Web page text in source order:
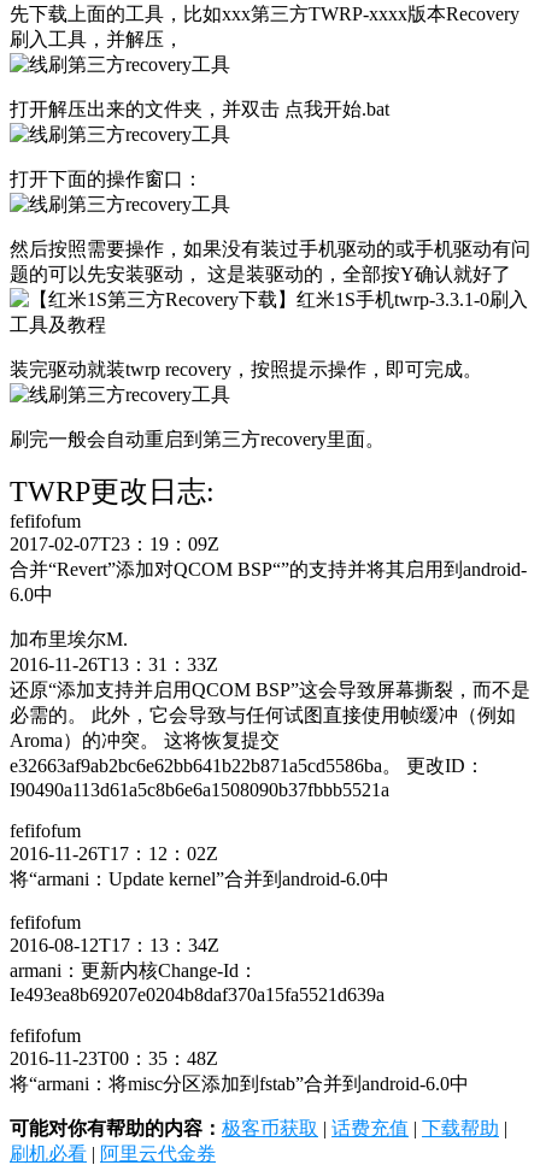
先下载上面的工具，比如xxx第三方TWRP-xxxx版本Recovery
刷入工具，并解压，
打开解压出来的文件夹，并双击 点我开始.bat
打开下面的操作窗口：
然后按照需要操作，如果没有装过手机驱动的或手机驱动有问
题的可以先安装驱动， 这是装驱动的，全部按Y确认就好了
装完驱动就装twrp recovery，按照提示操作，即可完成。
刷完一般会自动重启到第三方recovery里面。
TWRP更改日志:
fefifofum
2017-02-07T23：19：09Z
合并“Revert”添加对QCOM BSP“”的支持并将其启用到android-
6.0中
加布里埃尔M.
2016-11-26T13：31：33Z
还原“添加支持并启用QCOM BSP”这会导致屏幕撕裂，而不是
必需的。 此外，它会导致与任何试图直接使用帧缓冲（例如
Aroma）的冲突。 这将恢复提交
e32663af9ab2bc6e62bb641b22b871a5cd5586ba。 更改ID：
I90490a113d61a5c8b6e6a1508090b37fbbb5521a
fefifofum
2016-11-26T17：12：02Z
将“armani：Update kernel”合并到android-6.0中
fefifofum
2016-08-12T17：13：34Z
armani：更新内核Change-Id：
Ie493ea8b69207e0204b8daf370a15fa5521d639a
fefifofum
2016-11-23T00：35：48Z
将“armani：将misc分区添加到fstab”合并到android-6.0中
可能对你有帮助的内容： 极客币获取 | 话费充值 | 下载帮助 |
刷机必看 | 阿里云代金券